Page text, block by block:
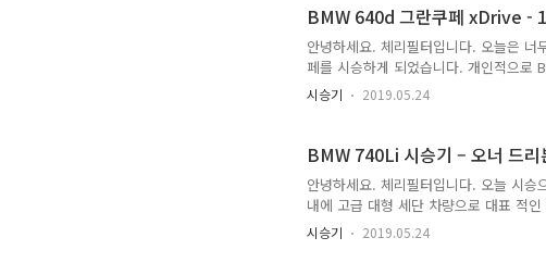
은 딱 BMW의 모습이지만, 일반적인
다.iDrive로부터 조수석 대쉬보드까지 ..
BMW 640d 그란쿠페 xDrive -
안녕하세요. 체리필터입니다. 오늘은
페를 시승하게 되었습니다. 개인적으로
실물로 첫 대면을 한 순간부터 가슴은
있습니다. 벤츠에는 CLS가 있고, 아우
패스트백 타입이라서 라인이 100% 쿠
붙이면서 라인을 다듬었다는 느낌이..
시승기 2019.05.24
BMW 740Li 시승기 – 오너 드리
안녕하세요. 체리필터입니다. 오늘 시
내에 고급 대형 세단 차량으로 대표 적
츠 S클래스, Audi 8시리즈, 페이튼 등이
이 뚜렷이 들어나는데요. 과연 BMW의
시승기 2019.05.24